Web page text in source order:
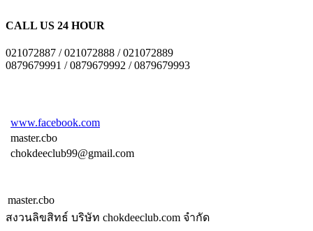
CALL US 24 HOUR
021072887 / 021072888 / 021072889
0879679991 / 0879679992 / 0879679993
www.facebook.com
master.cbo
chokdeeclub99@gmail.com
master.cbo
สงวนลิขสิทธ์ บริษัท chokdeeclub.com จำกัด